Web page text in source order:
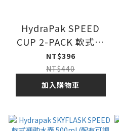
HydraPak SPEED
CUP 2-PACK 軟式折
疊隨行杯 (200ML)
NT$396
NT$440
加入購物車